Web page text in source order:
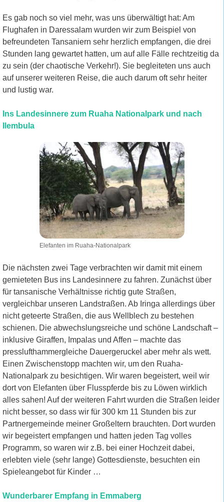
Es gab noch so viel mehr, was uns überwältigt hat: Am
Flughafen in Daressalam wurden wir zum Beispiel von
befreundeten Tansaniern sehr herzlich empfangen, die drei
Stunden lang gewartet hatten, um auf alle Fälle rechtzeitig da
zu sein (der chaotische Verkehr!). Sie begleiteten uns auch
auf unserer weiteren Reise, die auch darum oft sehr heiter
und lustig war.
Ins Landesinnere zum Ruaha Nationalpark und nach
Ilembula
Elefanten im Ruaha-Nationalpark
Die nächsten zwei Tage verbrachten wir damit mit einem
gemieteten Bus ins Landesinnere zu fahren. Zunächst über
für tansanische Verhältnisse richtig gute Straßen,
vergleichbar unseren Landstraßen. Ab Iringa allerdings über
nicht geteerte Straßen, die aus Wellblech zu bestehen
schienen. Die abwechslungsreiche und schöne Landschaft –
inklusive Giraffen, Impalas und Affen – machte das
presslufthammergleiche Dauergeruckel aber mehr als wett.
Einen Zwischenstopp machten wir, um den Ruaha-
Nationalpark zu besichtigen. Wir waren begeistert, weil wir
dort von Elefanten über Flusspferde bis zu Löwen wirklich
alles sahen! Auf der weiteren Fahrt wurden die Straßen leider
nicht besser, so dass wir für 300 km 11 Stunden bis zur
Partnergemeinde meiner Großeltern brauchten. Dort wurden
wir begeistert empfangen und hatten jeden Tag volles
Programm, so waren wir z.B. bei einer Hochzeit dabei,
erlebten viele (sehr lange) Gottesdienste, besuchten ein
Spieleangebot für Kinder …
Wunderbarer Empfang in Emmaberg